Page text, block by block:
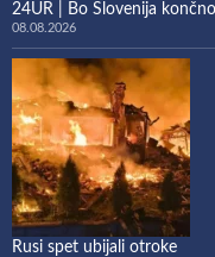
24UR | Bo Slovenija
08.08.2026
Rusi spet ubijali otroke